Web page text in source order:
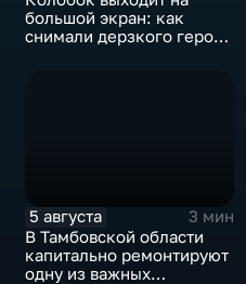
большой экран: как
снимали дерзкого героя
5 августа
3 мин
В Тамбовской области
капитально ремонтируют
одну из важных